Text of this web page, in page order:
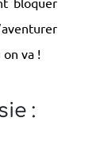
va !
: